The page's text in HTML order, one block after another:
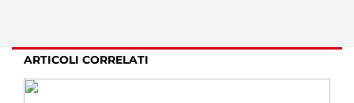
ARTICOLI CORRELATI